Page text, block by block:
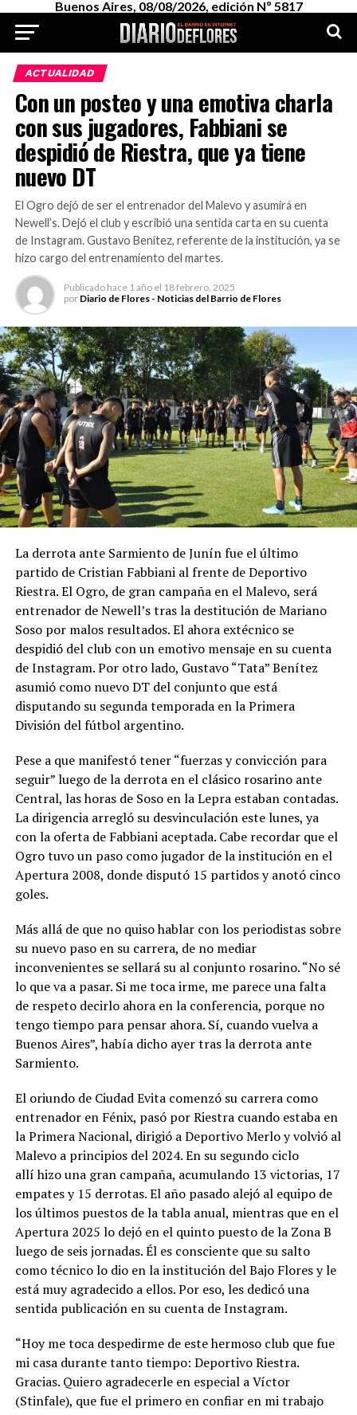
Buenos Aires, 08/08/2026, edición Nº 5817
ACTUALIDAD
Con un posteo y una emotiva charla
con sus jugadores, Fabbiani se
despidió de Riestra, que ya tiene
nuevo DT
El Ogro dejó de ser el entrenador del Malevo y asumirá en
Newell’s. Dejó el club y escribió una sentida carta en su cuenta
de Instagram. Gustavo Benítez, referente de la institución, ya se
hizo cargo del entrenamiento del martes.
Publicado hace 1 año el 18 febrero, 2025
por Diario de Flores - Noticias del Barrio de Flores
La derrota ante Sarmiento de Junín fue el último
partido de Cristian Fabbiani al frente de Deportivo
Riestra. El Ogro, de gran campaña en el Malevo, será
entrenador de Newell’s tras la destitución de Mariano
Soso por malos resultados. El ahora extécnico se
despidió del club con un emotivo mensaje en su cuenta
de Instagram. Por otro lado, Gustavo “Tata” Benítez
asumió como nuevo DT del conjunto que está
disputando su segunda temporada en la Primera
División del fútbol argentino.
Pese a que manifestó tener “fuerzas y convicción para
seguir” luego de la derrota en el clásico rosarino ante
Central, las horas de Soso en la Lepra estaban contadas.
La dirigencia arregló su desvinculación este lunes, ya
con la oferta de Fabbiani aceptada. Cabe recordar que el
Ogro tuvo un paso como jugador de la institución en el
Apertura 2008, donde disputó 15 partidos y anotó cinco
goles.
Más allá de que no quiso hablar con los periodistas sobre
su nuevo paso en su carrera, de no mediar
inconvenientes se sellará su al conjunto rosarino. “No sé
lo que va a pasar. Si me toca irme, me parece una falta
de respeto decirlo ahora en la conferencia, porque no
tengo tiempo para pensar ahora. Sí, cuando vuelva a
Buenos Aires”, había dicho ayer tras la derrota ante
Sarmiento.
El oriundo de Ciudad Evita comenzó su carrera como
entrenador en Fénix, pasó por Riestra cuando estaba en
la Primera Nacional, dirigió a Deportivo Merlo y volvió al
Malevo a principios del 2024. En su segundo ciclo
allí hizo una gran campaña, acumulando 13 victorias, 17
empates y 15 derrotas. El año pasado alejó al equipo de
los últimos puestos de la tabla anual, mientras que en el
Apertura 2025 lo dejó en el quinto puesto de la Zona B
luego de seis jornadas. Él es consciente que su salto
como técnico lo dio en la institución del Bajo Flores y le
está muy agradecido a ellos. Por eso, les dedicó una
sentida publicación en su cuenta de Instagram.
“Hoy me toca despedirme de este hermoso club que fue
mi casa durante tanto tiempo: Deportivo Riestra.
Gracias. Quiero agradecerle en especial a Víctor
(Stinfale), que fue el primero en confiar en mi trabajo